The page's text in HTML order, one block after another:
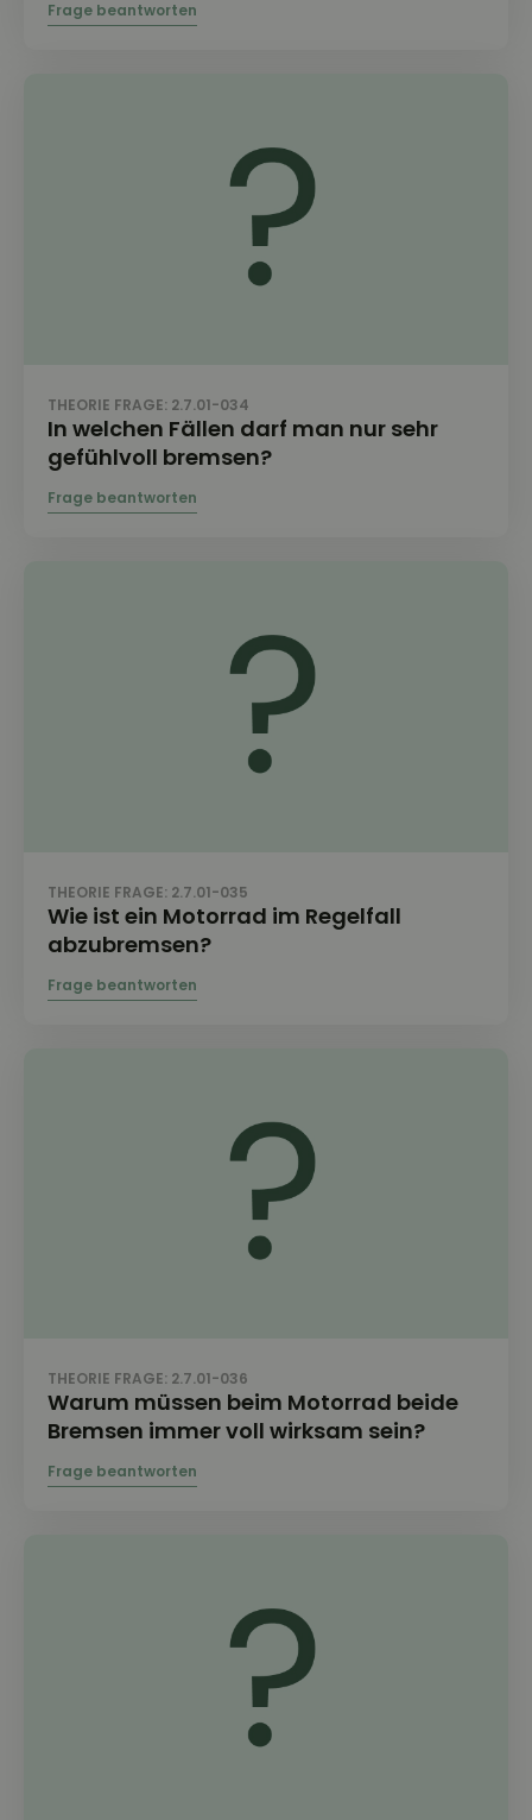
THEORIE FRAGE: 2.7.01-034
In welchen Fällen darf man nur sehr
gefühlvoll bremsen?
THEORIE FRAGE: 2.7.01-035
Wie ist ein Motorrad im Regelfall
abzubremsen?
THEORIE FRAGE: 2.7.01-036
Warum müssen beim Motorrad beide
Bremsen immer voll wirksam sein?